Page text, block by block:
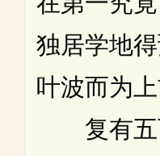
独居学地
叶波而为上
复有五